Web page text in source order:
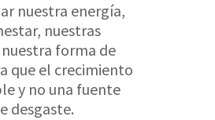
nuestra energía,
nuestras
forma de
que el crecimiento
y no una fuente
desgaste.